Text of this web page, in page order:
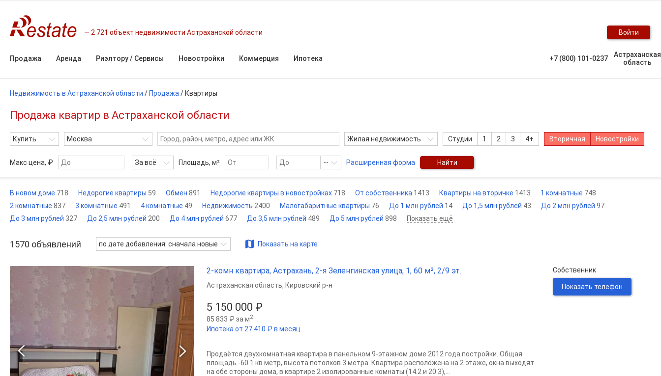
2 721 объект недвижимости Астраханской области Войти
Продажа Аренда Риэлтору / Сервисы Новостройки Коммерция Ипотека +7 (800) 101-0237
Астраханская
область
Недвижимость в Астраханской области / Продажа / Квартиры
Продажа квартир в Астраханской области
Купить Москва Жилая недвижимость Студии 1 2 3 4+ Вторичная Новостройки
Макс цена, ₽ За всё Площадь, м² -- Расширенная форма Найти
В новом доме 718 Недорогие квартиры 59 Обмен 891 Недорогие квартиры в новостройках 718 От собственника 1413 Квартиры на вторичке 1413 1 комнатные 748
2 комнатные 837 3 комнатные 491 4 комнатные 49 Недвижимость 2400 Малогабаритные квартиры 76 До 1 млн рублей 14 До 1,5 млн рублей 43 До 2 млн рублей 97
До 3 млн рублей 327 До 2,5 млн рублей 200 До 4 млн рублей 677 До 3,5 млн рублей 489 До 5 млн рублей 898 Показать ещё
1570 объявлений по дате добавления: сначала новые Показать на карте
2-комн квартира, Астрахань, 2-я Зеленгинская улица, 1, 60 м², 2/9 эт.
5 150 000 ₽
85 833 ₽ за м2
Ипотека от 27 410 ₽ в месяц
Астраханская область, Кировский р-н
Продаётся двухкомнатная квартира в панельном 9-этажном доме 2012 года постройки. Общая
площадь -60.1 кв метр, высота потолков 3 метра. Квартира расположена на 2 этаже, окна выходят
на обе стороны дома, в квартире 2 изолированные комнаты (14.2 и 20.3),...
Собственник
Показать телефон